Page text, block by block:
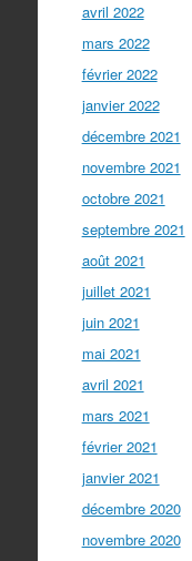
avril 2022
mars 2022
février 2022
janvier 2022
décembre 2021
novembre 2021
octobre 2021
septembre 2021
août 2021
juillet 2021
juin 2021
mai 2021
avril 2021
mars 2021
février 2021
janvier 2021
décembre 2020
novembre 2020